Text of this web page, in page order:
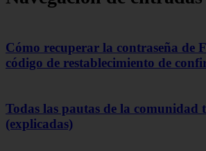
Cómo recuperar la contraseña de
código de restablecimiento de
Todas las pautas de la comunidad
(explicadas)